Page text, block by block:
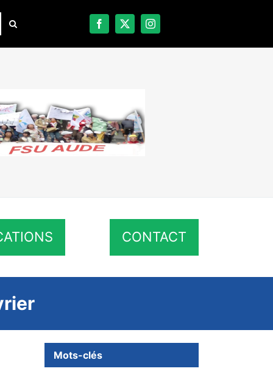
CONTACT
Mots-clés